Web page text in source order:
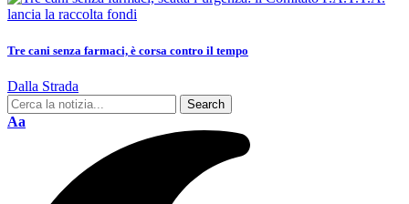
Tre cani senza farmaci, è corsa contro il tempo
Dalla Strada
Aa